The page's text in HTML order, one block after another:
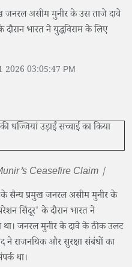
जनरल असीम मुनीर के उस ताजे दावे
भारत ने युद्धविराम के लिए
2026 03:05:47 PM
Ceasefire Claim |
के सैन्य प्रमुख जनरल असीम मुनीर के
सिंदूर' के दौरान भारत ने
था। जनरल मुनीर के दावे के ठीक उलट
ने राजनयिक और सुरक्षा संबंधों का
था।